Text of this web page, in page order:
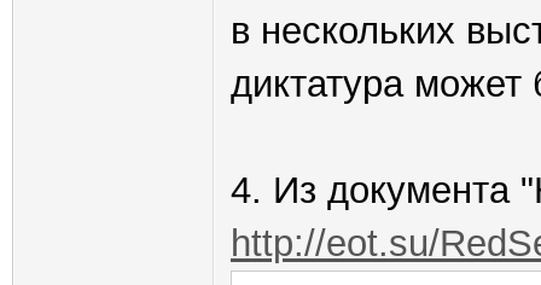
в нескольких
диктатура может
4. Из документа
http://eot.su/